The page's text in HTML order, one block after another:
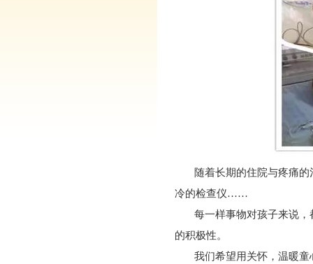
随着长期的住院与疼痛
冷的检查仪……
每一样事物对孩子来说
的积极性。
我们希望用关怀，温暖